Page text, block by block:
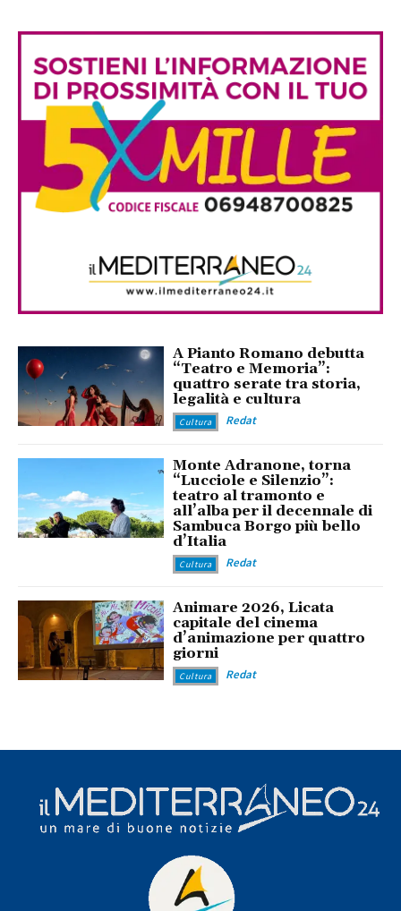
A Pianto Romano debutta
“Teatro e Memoria”:
quattro serate tra storia,
legalità e cultura
Cultura Redat
Monte Adranone, torna
“Lucciole e Silenzio”:
teatro al tramonto e
all’alba per il decennale di
Sambuca Borgo più bello
d’Italia
Cultura Redat
Animare 2026, Licata
capitale del cinema
d’animazione per quattro
giorni
Cultura Redat